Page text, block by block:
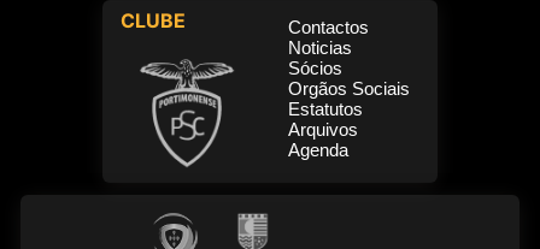
CLUBE
Contactos
Noticias
Sócios
Orgãos Sociais
Estatutos
Arquivos
Agenda